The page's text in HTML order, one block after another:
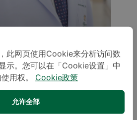
Wutthiphan,
此网页使用Cookie来分析访问数
示。您可以在「Cookie设置」中
用权。
Cookie政策
允许全部